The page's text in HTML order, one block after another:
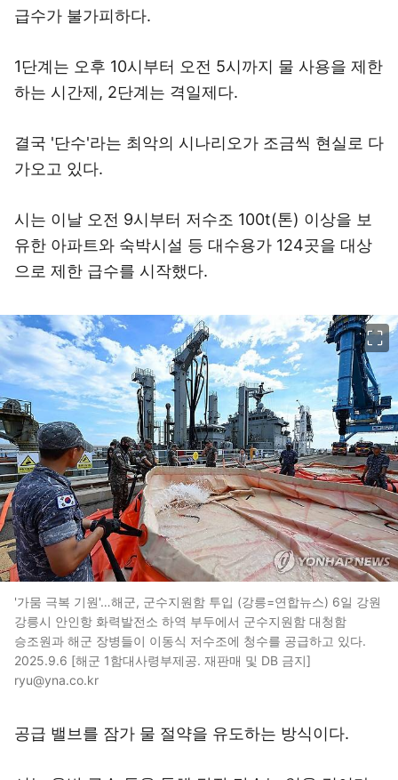
급수가 불가피하다.
1단계는 오후 10시부터 오전 5시까지 물 사용을 제한
하는 시간제, 2단계는 격일제다.
결국 '단수'라는 최악의 시나리오가 조금씩 현실로 다
가오고 있다.
시는 이날 오전 9시부터 저수조 100t(톤) 이상을 보
유한 아파트와 숙박시설 등 대수용가 124곳을 대상
으로 제한 급수를 시작했다.
'가뭄 극복 기원'…해군, 군수지원함 투입 (강릉=연합뉴스) 6일 강원
강릉시 안인항 화력발전소 하역 부두에서 군수지원함 대청함
승조원과 해군 장병들이 이동식 저수조에 청수를 공급하고 있다.
2025.9.6 [해군 1함대사령부제공. 재판매 및 DB 금지]
ryu@yna.co.kr
공급 밸브를 잠가 물 절약을 유도하는 방식이다.